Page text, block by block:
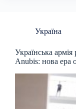
Україна
Українська армія
Anubis: нова ера